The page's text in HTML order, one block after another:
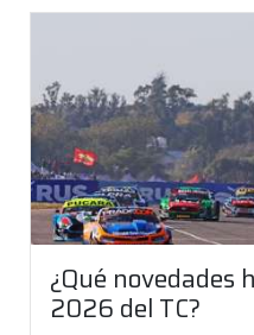
¿Qué novedades
2026 del TC?